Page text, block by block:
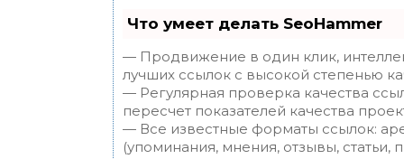
Что умеет делать SeoHammer
— Продвижение в один клик,
лучших ссылок с высокой степенью
— Регулярная проверка качества
пересчет показателей качества
— Все известные форматы ссылок:
(упоминания, мнения, отзывы, статьи,